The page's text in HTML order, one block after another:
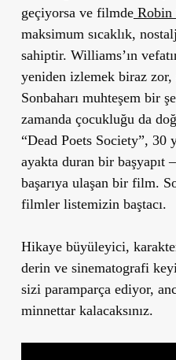
geçiyorsa ve filmdeRobin
maksimum sıcaklık,
sahiptir. Williams’ın
yeniden izlemek biraz zor,
Sonbaharı muhteşem bir
zamanda çocukluğu da
“Dead Poets Society”, 30
ayakta duran bir başyapıt
başarıya ulaşan bir film.
filmler listemizin baştacı.
Hikaye büyüleyici,
derin ve sinematografi
sizi paramparça ediyor,
minnettar kalacaksınız.